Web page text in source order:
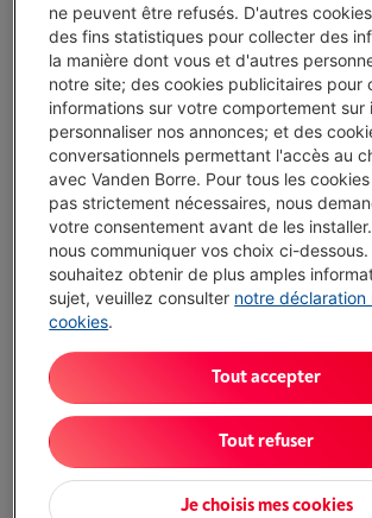
Voir la fiche technique de
laver
AEG
ne peuvent être refusés. D'autres
des fins statistiques pour collecter des
la manière dont vous et d'autres
notre site; des cookies publicitaires pour
informations sur votre comportement sur
personnaliser nos annonces; et des
conversationnels permettant l'accès au
avec Vanden Borre. Pour tous les
pas strictement nécessaires, nous
votre consentement avant de les
nous communiquer vos choix ci-dessous.
souhaitez obtenir de plus amples
sujet, veuillez consulter notre déclaration
cookies.
Je choisis mes cookies
Tout refuser
Tout accepter